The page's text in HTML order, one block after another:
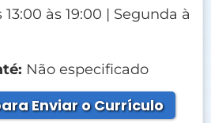
às 19:00 | Segunda à
Não especificado
Enviar o Currículo